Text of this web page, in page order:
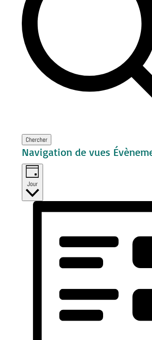
Chercher
Navigation de vues
Jour